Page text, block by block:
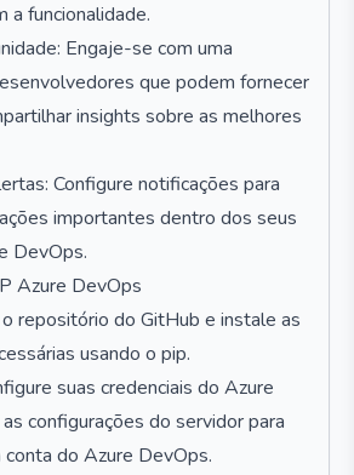
a funcionalidade.
Engaje-se com uma
que podem fornecer
insights sobre as melhores
Configure notificações para
importantes dentro dos seus
DevOps.
Azure DevOps
repositório do GitHub e instale as
usando o pip.
suas credenciais do Azure
configurações do servidor para
conta do Azure DevOps.